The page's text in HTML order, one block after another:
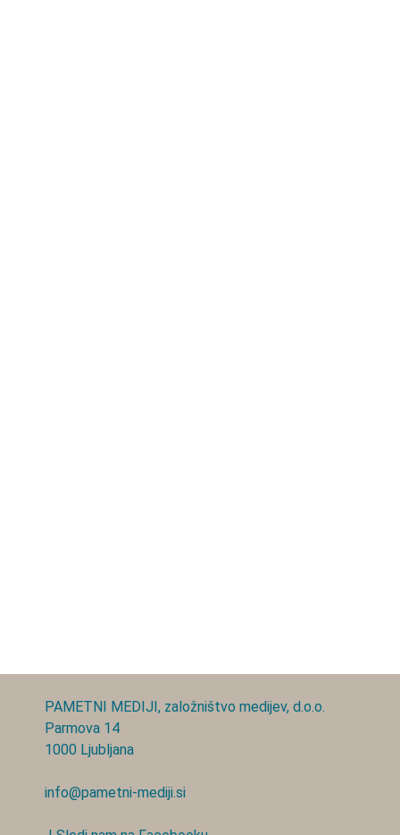
PAMETNI MEDIJI, založništvo medijev, d.o.o.
Parmova 14
1000 Ljubljana
info@pametni-mediji.si